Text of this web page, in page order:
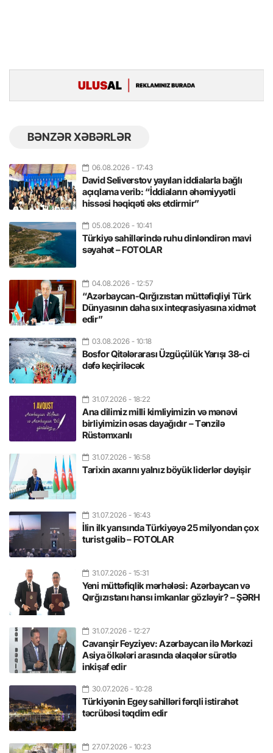
BƏNZƏR XƏBƏRLƏR
06.08.2026 - 17:43
David Seliverstov yayılan iddialarla bağlı
açıqlama verib: “İddiaların əhəmiyyətli
hissəsi həqiqəti əks etdirmir”
05.08.2026 - 10:41
Türkiyə sahillərində ruhu dinləndirən mavi
səyahət – FOTOLAR
04.08.2026 - 12:57
“Azərbaycan-Qırğızıstan müttəfiqliyi Türk
Dünyasının daha sıx inteqrasiyasına xidmət
edir”
03.08.2026 - 10:18
Bosfor Qitələrarası Üzgüçülük Yarışı 38-ci
dəfə keçiriləcək
31.07.2026 - 18:22
Ana dilimiz milli kimliyimizin və mənəvi
birliyimizin əsas dayağıdır – Tənzilə
Rüstəmxanlı
31.07.2026 - 16:58
Tarixin axarını yalnız böyük liderlər dəyişir
31.07.2026 - 16:43
İlin ilk yarısında Türkiyəyə 25 milyondan çox
turist gəlib – FOTOLAR
31.07.2026 - 15:31
Yeni müttəfiqlik mərhələsi: Azərbaycan və
Qırğızıstanı hansı imkanlar gözləyir? – ŞƏRH
31.07.2026 - 12:27
Cavanşir Feyziyev: Azərbaycan ilə Mərkəzi
Asiya ölkələri arasında əlaqələr sürətlə
inkişaf edir
30.07.2026 - 10:28
Türkiyənin Egey sahilləri fərqli istirahət
təcrübəsi təqdim edir
27.07.2026 - 10:23